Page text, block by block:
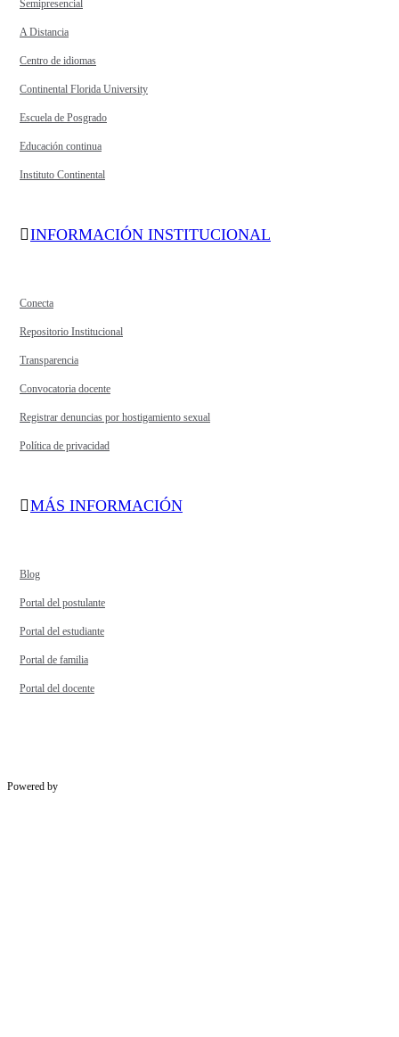
Semipresencial
A Distancia
Centro de idiomas
Continental Florida University
Escuela de Posgrado
Educación continua
Instituto Continental
INFORMACIÓN INSTITUCIONAL
Conecta
Repositorio Institucional
Transparencia
Convocatoria docente
Registrar denuncias por hostigamiento sexual
Política de privacidad
MÁS INFORMACIÓN
Blog
Portal del postulante
Portal del estudiante
Portal de familia
Portal del docente
Powered by